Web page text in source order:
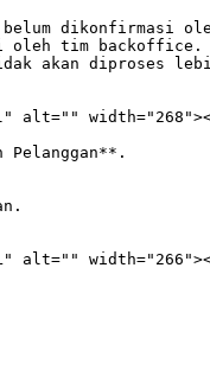
belum dikonfirmasi
oleh tim backoffice.
akan diproses
alt=""
Pelanggan**.
alt=""